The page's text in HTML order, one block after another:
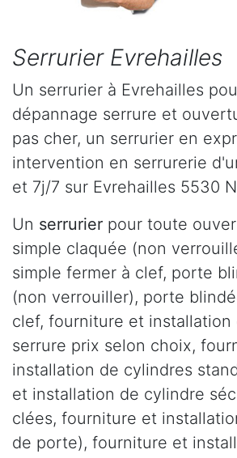
Serrurier Evrehailles
Un serrurier à Evrehailles
dépannage serrure et
pas cher, un serrurier en
intervention en serrurerie
et 7j/7 sur Evrehailles 5530
Un serrurier pour toute
simple claquée (non
simple fermer à clef, porte
(non verrouiller), porte
clef, fourniture et
serrure prix selon choix,
installation de cylindres
et installation de cylindre
clées, fourniture et
de porte), fourniture et